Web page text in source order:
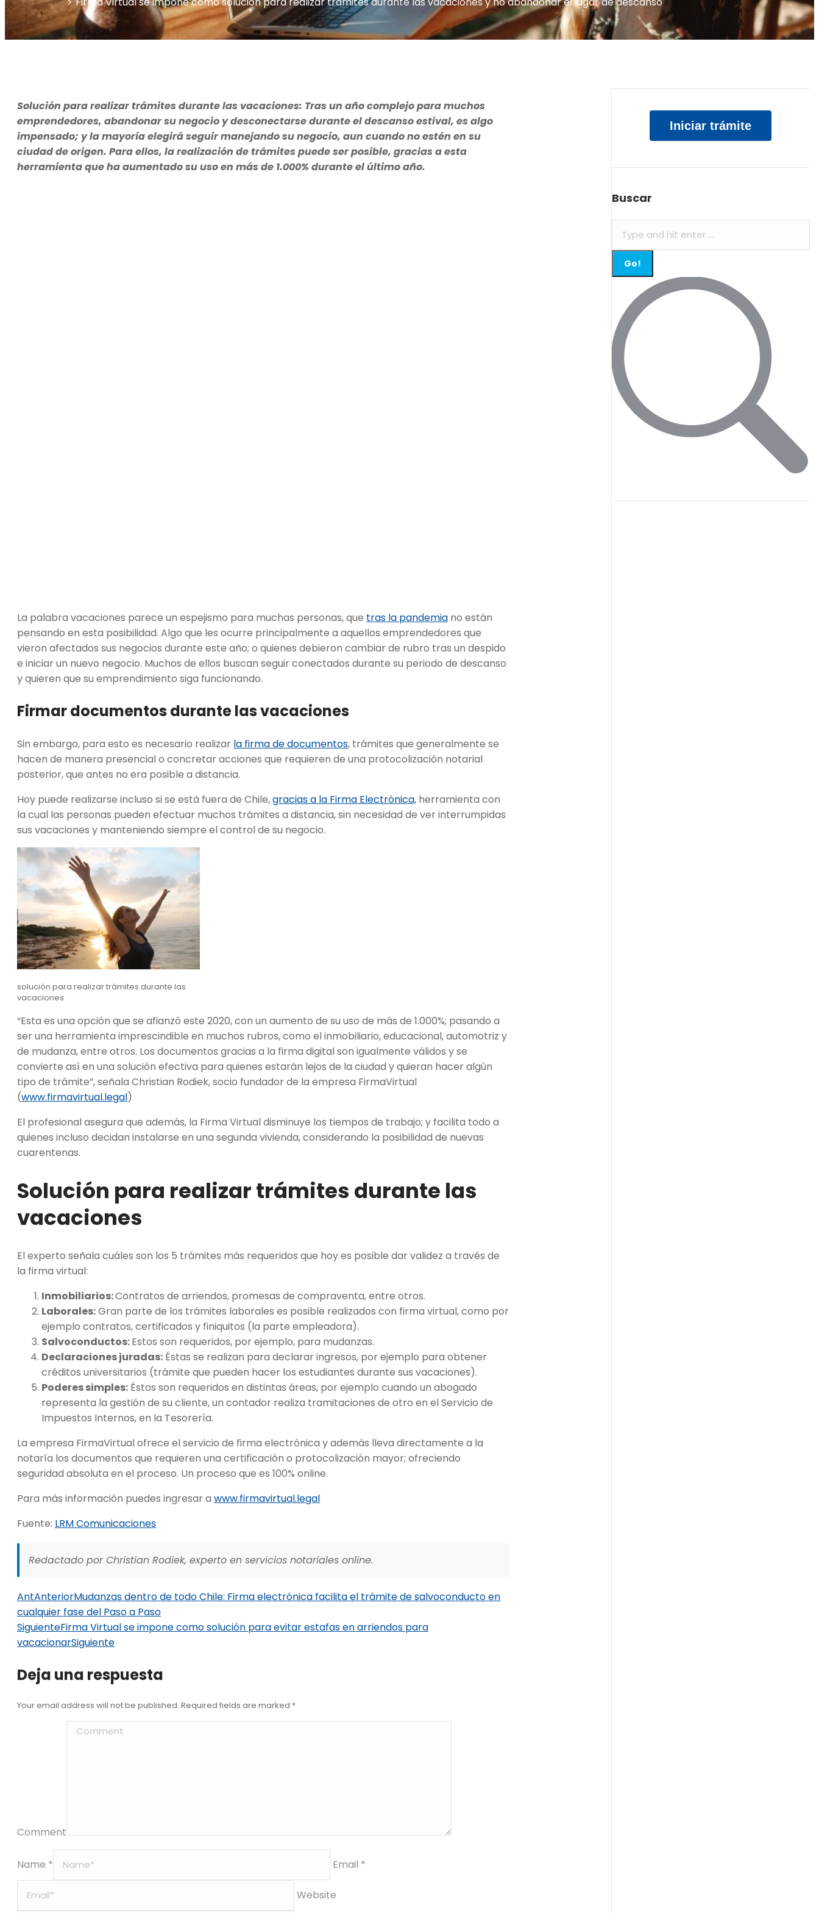
Solución para realizar trámites durante las vacaciones: Tras un año complejo para muchos
emprendedores, abandonar su negocio y desconectarse durante el descanso estival, es algo
impensado; y la mayoría elegirá seguir manejando su negocio, aun cuando no estén en su
ciudad de origen. Para ellos, la realización de trámites puede ser posible, gracias a esta
herramienta que ha aumentado su uso en más de 1.000% durante el último año.
La palabra vacaciones parece un espejismo para muchas personas, que tras la pandemia no están
pensando en esta posibilidad. Algo que les ocurre principalmente a aquellos emprendedores que
vieron afectados sus negocios durante este año; o quienes debieron cambiar de rubro tras un despido
e iniciar un nuevo negocio. Muchos de ellos buscan seguir conectados durante su periodo de descanso
y quieren que su emprendimiento siga funcionando.
Firmar documentos durante las vacaciones
Sin embargo, para esto es necesario realizar la firma de documentos, trámites que generalmente se
hacen de manera presencial o concretar acciones que requieren de una protocolización notarial
posterior, que antes no era posible a distancia.
Hoy puede realizarse incluso si se está fuera de Chile,gracias a la Firma Electrónica, herramienta con
la cual las personas pueden efectuar muchos trámites a distancia, sin necesidad de ver interrumpidas
sus vacaciones y manteniendo siempre el control de su negocio.
solución para realizar trámites durante las
vacaciones
“Esta es una opción que se afianzó este 2020, con un aumento de su uso de más de 1.000%; pasando a
ser una herramienta imprescindible en muchos rubros, como el inmobiliario, educacional, automotriz y
de mudanza, entre otros. Los documentos gracias a la firma digital son igualmente válidos y se
convierte así en una solución efectiva para quienes estarán lejos de la ciudad y quieran hacer algún
tipo de trámite”, señala Christian Rodiek, socio fundador de la empresa FirmaVirtual
(www.firmavirtual.legal)
El profesional asegura que además, la Firma Virtual disminuye los tiempos de trabajo; y facilita todo a
quienes incluso decidan instalarse en una segunda vivienda, considerando la posibilidad de nuevas
cuarentenas.
Solución para realizar trámites durante las
vacaciones
El experto señala cuáles son los 5 trámites más requeridos que hoy es posible dar validez a través de
la firma virtual:
Inmobiliarios:Contratos de arriendos, promesas de compraventa, entre otros.
Laborales:Gran parte de los trámites laborales es posible realizados con firma virtual, como por
ejemplo contratos, certificados y finiquitos (la parte empleadora).
Salvoconductos:Estos son requeridos, por ejemplo, para mudanzas.
Declaraciones juradas: Éstas se realizan para declarar ingresos, por ejemplo para obtener
créditos universitarios (trámite que pueden hacer los estudiantes durante sus vacaciones).
Poderes simples: Éstos son requeridos en distintas áreas, por ejemplo cuando un abogado
representa la gestión de su cliente, un contador realiza tramitaciones de otro en el Servicio de
Impuestos Internos, en la Tesorería.
La empresa FirmaVirtual ofrece el servicio de firma electrónica y además lleva directamente a la
notaría los documentos que requieren una certificación o protocolización mayor; ofreciendo
seguridad absoluta en el proceso. Un proceso que es 100% online.
Para más información puedes ingresar a www.firmavirtual.legal
Fuente: LRM Comunicaciones
Redactado por Christian Rodiek, experto en servicios notariales online.
AntAnteriorMudanzas dentro de todo Chile: Firma electrónica facilita el trámite de salvoconducto en
cualquier fase del Paso a Paso
SiguienteFirma Virtual se impone como solución para evitar estafas en arriendos para
vacacionarSiguiente
Deja una respuesta
Your email address will not be published. Required fields are marked *
Comment
Name * Email *
Website
Iniciar trámite
Buscar